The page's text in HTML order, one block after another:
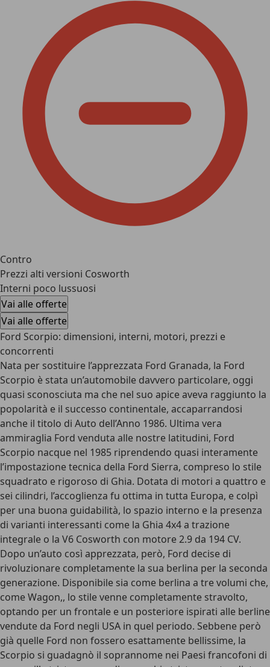
Contro
Prezzi alti versioni Cosworth
Interni poco lussuosi
Vai alle offerte
Vai alle offerte
Ford Scorpio: dimensioni, interni, motori, prezzi e
concorrenti
Nata per sostituire l’apprezzata Ford Granada, la Ford
Scorpio è stata un’automobile davvero particolare, oggi
quasi sconosciuta ma che nel suo apice aveva raggiunto la
popolarità e il successo continentale, accaparrandosi
anche il titolo di Auto dell’Anno 1986. Ultima vera
ammiraglia Ford venduta alle nostre latitudini, Ford
Scorpio nacque nel 1985 riprendendo quasi interamente
l’impostazione tecnica della Ford Sierra, compreso lo stile
squadrato e rigoroso di Ghia. Dotata di motori a quattro e
sei cilindri, l’accoglienza fu ottima in tutta Europa, e colpì
per una buona guidabilità, lo spazio interno e la presenza
di varianti interessanti come la Ghia 4x4a trazione
integrale o la V6 Cosworth con motore 2.9 da 194 CV.
Dopo un’auto così apprezzata, però, Ford decise di
rivoluzionare completamente la sua berlina per la seconda
generazione. Disponibile sia come berlina a tre volumi che,
come Wagon,, lo stile venne completamente stravolto,
optando per un frontale e un posteriore ispirati alle berline
vendute da Ford negli USA in quel periodo. Sebbene però
già quelle Ford non fossero esattamente bellissime, la
Scorpio si guadagnò il soprannome nei Paesi francofoni di